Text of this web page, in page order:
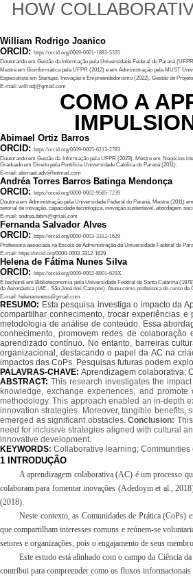
HOW
William Rodrigo Joanico
ORCID: https://orcid.org/0009-0001-1883-5335
Doutorando em Gestão da Informação pela Universidade Federal do Paraná
Mestre em Bioinformática pela UFPR (2012) e em Administração pela MUST
Especialista em Startups, Inovação e Empreendedorismo (2022), Gestão de
E-mail: willrodj@gmail.com
COMO A
Abimael Ortiz Barros
ORCID: https://orcid.org/0009-0005-6213-2783
Doutorando em Gestão da Informação pela UFPR (2023). Mestre em Negócios
Graduado em Direito pela Pontifícia Universidade Católica do Paraná (2011).
E-mail: abimael.adv@hotmail.com
Andréa Torres Barros Batinga Mendonça
ORCID: https://orcid.org/0000-0002-9585-7239
Doutora em Administração pela Universidade Federal do Paraná. Mestre (2011)
setorial de inovação, capacidade tecnológica, inovação sustentável, abordagem
E-mail: andrea.tbbm@gmail.com
Fernanda Salvador Alves
ORCID: https://orcid.org/0000-0003-3312-1629
Professora associada na Escola de Administração da Universidade Federal do
E-mail: https://orcid.org/0000-0003-3312-1629
Helena de Fátima Nunes Silva
ORCID: https://orcid.org/0000-0002-8901-629X
É bacharel em Biblioteconomia pela Universidade Federal de Santa Catarina
da Aeronáutica (IAE - São José dos Campos). Atuou como professora do curso
E-mail: helenanuness@gmail.com
RESUMO: Esta pesquisa investiga o impacto da
compartilhar conhecimento, trocar experiências e
metodologia de análise de conteúdo. Essa
conhecimento, promovem redes de
aprendizado contínuo. No entanto, barreiras
organizacional, destacando o papel da AC na
impactos das CoPs. Pesquisas futuras podem
PALAVRAS-CHAVE: Aprendizagem colaborativa;
ABSTRACT: This research investigates the
knowledge, exchange experiences, and promote
methodology. This approach enabled an in-depth
innovation strategies. Moreover, tangible
emerged as significant obstacles. Conclusion:
need for inclusive strategies aligned with cultural
innovative development.
KEYWORDS: Collaborative learning;
1 INTRODUÇÃO
A aprendizagem colaborativa (AC) é um processo
colaboram para fomentar inovações (Adedoyin et al.,
(2018).
Neste contexto, as Comunidades de Prática (CoPs)
que compartilham interesses comuns e reúnem-se
setores e organizações, pois o engajamento de seus
Este estudo está alinhado com o campo da Ciência
contribui para compreender como os fluxos informacionais